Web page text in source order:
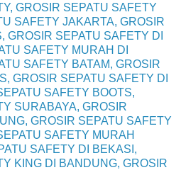
GROSIR SEPATU SAFETY
SAFETY JAKARTA, GROSIR
GROSIR SEPATU SAFETY DI
SAFETY MURAH DI
SAFETY BATAM, GROSIR
GROSIR SEPATU SAFETY DI
SAFETY BOOTS,
SURABAYA, GROSIR
GROSIR SEPATU SAFETY
SAFETY MURAH
SAFETY DI BEKASI,
KING DI BANDUNG, GROSIR